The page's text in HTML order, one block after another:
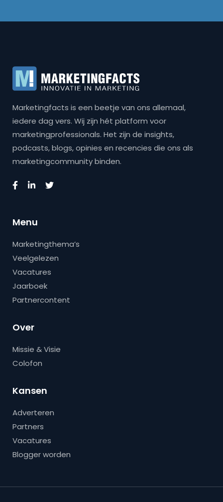
Marketingfacts is een beetje van ons allemaal,
iedere dag vers. Wij zijn hét platform voor
marketingprofessionals. Het zijn de insights,
podcasts, blogs, opinies en recencies die ons als
marketingcommunity binden.
Menu
Marketingthema’s
Veelgelezen
Vacatures
Jaarboek
Partnercontent
Over
Missie & Visie
Colofon
Kansen
Adverteren
Partners
Vacatures
Blogger worden